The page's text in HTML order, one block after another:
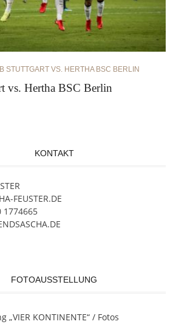
STUTTGART VS. HERTHA BSC BERLIN
vs. Hertha BSC Berlin
KONTAKT
FEUSTER.DE
1774665
FOTOAUSSTELLUNG
„VIER KONTINENTE“ / Fotos